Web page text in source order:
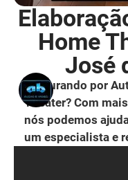
Home
José
Procurando por
Theater? Com
nós podemos
um especialista e